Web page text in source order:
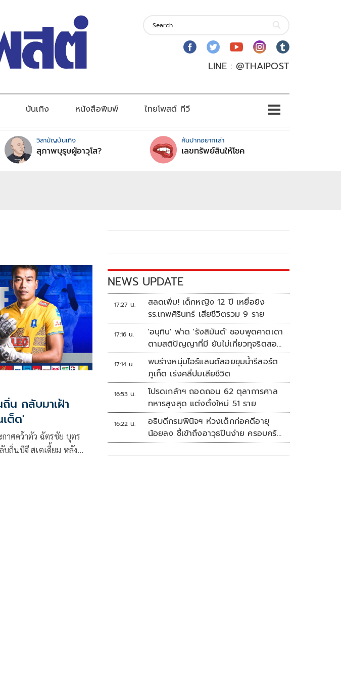
LINE : @THAIPOST
บันเทิง หนังสือพิมพ์ ไทยโพสต์ ทีวี
วิสามัญบันเทิง
สุภาพบุรุษผู้อาวุโส?
คันปากอยากเล่า
เลขทรัพย์สินให้โชค
น กลับมาเฝ้า
ต็ด'
าศคว้าตัว ฉัตรชัย บุตร
ถิ่นบีจี สเตเดี้ยม หลัง
NEWS UPDATE
17:27 น.
สลดเพิ่ม! เด็กหญิง 12 ปี เหยื่อยิง
รร.เทพศิรินทร์ เสียชีวิตรวม 9 ราย
17:16 น.
'อนุทิน' ฟาด 'รังสิมันต์' ชอบพูดคาดเดา
ตามสติปัญญาที่มี ยันไม่เกี่ยวทุจริตสอบ
ท้องถิ่น
17:14 น.
พบร่างหนุ่มไอร์แลนด์ลอยขุมน้ำรีสอร์ต
ภูเก็ต เร่งคลี่ปมเสียชีวิต
16:53 น.
โปรดเกล้าฯ ถอดถอน 62 ตุลาการศาล
ทหารสูงสุด แต่งตั้งใหม่ 51 ราย
16:22 น.
อธิบดีกรมพินิจฯ ห่วงเด็กก่อคดีอายุ
น้อยลง ชี้เข้าถึงอาวุธปืนง่าย ครอบครัว
แตกแยกเป็นชนวนสำคัญ